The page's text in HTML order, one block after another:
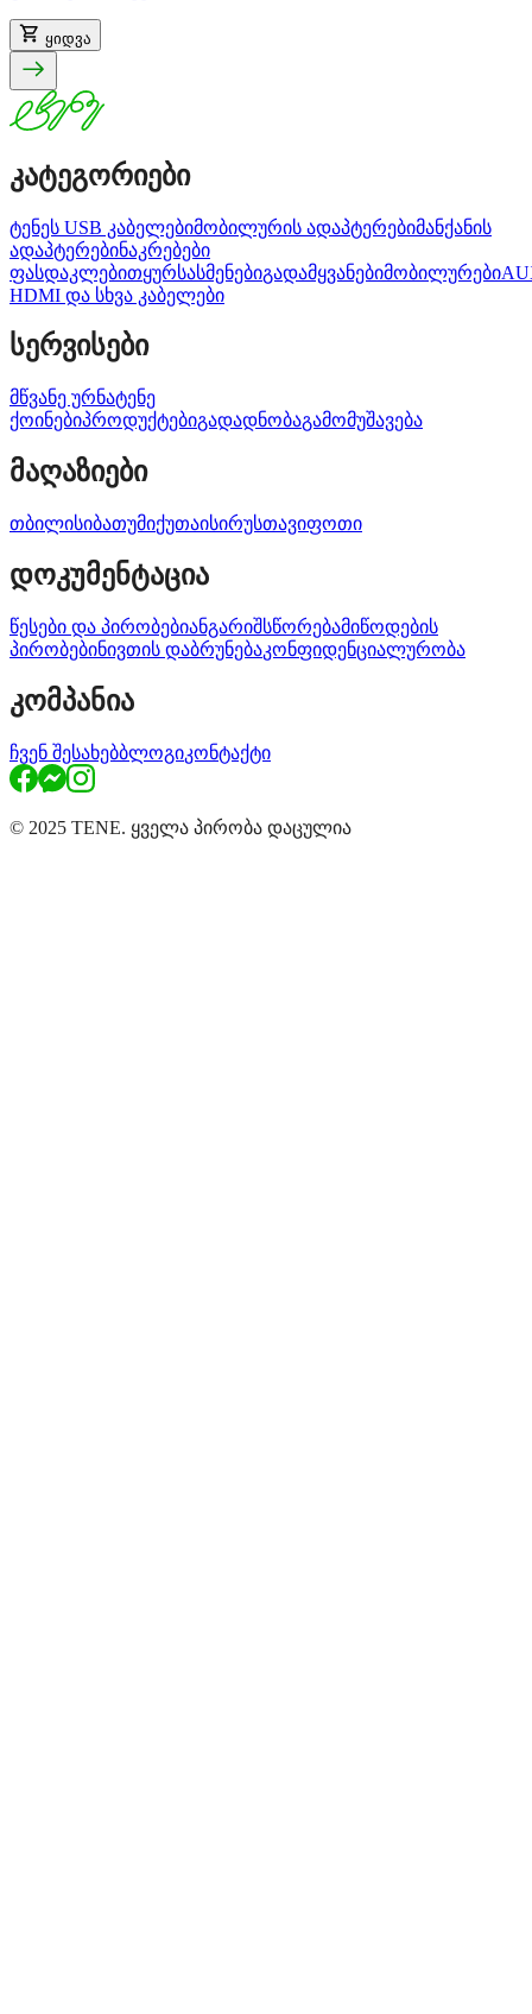
ყიდვა
კატეგორიები
ტენეს USB კაბელებიმობილურის ადაპტერებიმანქანის
ადაპტერებინაკრებები
ფასდაკლებითყურსასმენებიგადამყვანებიმობილურები
HDMI და სხვა კაბელები
სერვისები
მწვანე ურნატენე
ქოინებიპროდუქტებიგადადნობაგამომუშავება
მაღაზიები
თბილისიბათუმიქუთაისირუსთავიფოთი
დოკუმენტაცია
წესები და პირობებიანგარიშსწორებამიწოდების
პირობებინივთის დაბრუნებაკონფიდენციალურობა
კომპანია
ჩვენ შესახებბლოგიკონტაქტი
© 2025 TENE. ყველა პირობა დაცულია